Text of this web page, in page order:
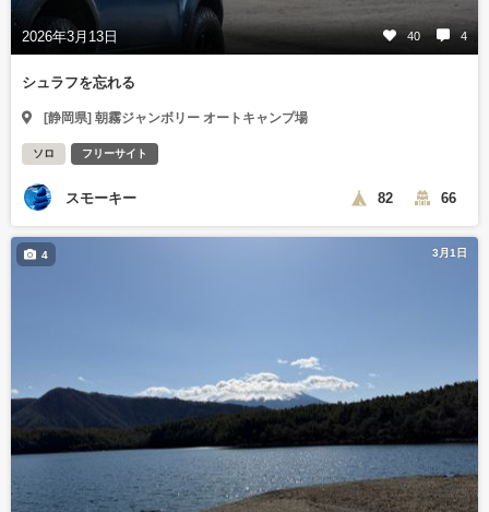
2026年3月13日 40 4
シュラフを忘れる
[静岡県] 朝霧ジャンボリー オートキャンプ場
ソロ フリーサイト
スモーキー 82 66
3月1日
4